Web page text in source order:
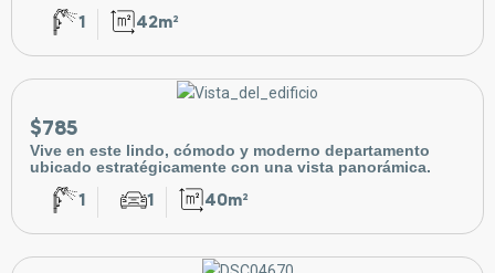
1 42m²
$785
Vive en este lindo, cómodo y moderno departamento
ubicado estratégicamente con una vista panorámica.
1 1 40m²